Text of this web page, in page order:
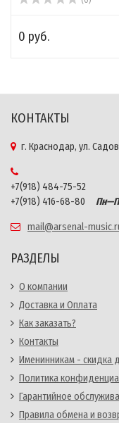
0 руб.
КОНТАКТЫ
г. Краснодар, ул.
+7(918) 484-75-52
+7(918) 416-68-80
mail@arsenal-
РАЗДЕЛЫ
О компании
Доставка и Оплата
Как заказать?
Контакты
Именинникам - скидка
Политика
Гарантийное
Правила обмена и